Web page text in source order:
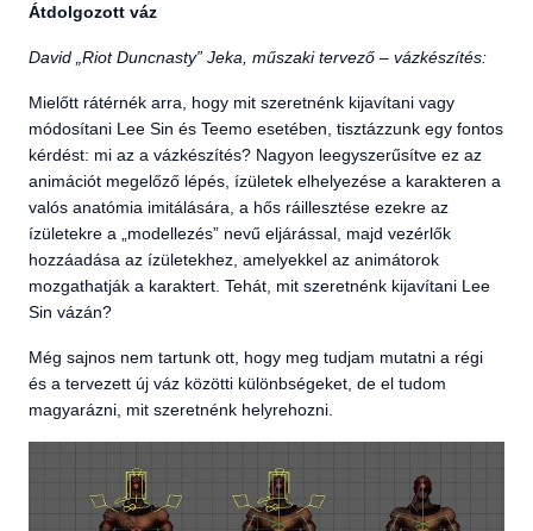
Átdolgozott váz
David „Riot Duncnasty” Jeka, műszaki tervező – vázkészítés:
Mielőtt rátérnék arra, hogy mit szeretnénk kijavítani vagy
módosítani Lee Sin és Teemo esetében, tisztázzunk egy fontos
kérdést: mi az a vázkészítés? Nagyon leegyszerűsítve ez az
animációt megelőző lépés, ízületek elhelyezése a karakteren a
valós anatómia imitálására, a hős ráillesztése ezekre az
ízületekre a „modellezés” nevű eljárással, majd vezérlők
hozzáadása az ízületekhez, amelyekkel az animátorok
mozgathatják a karaktert. Tehát, mit szeretnénk kijavítani Lee
Sin vázán?
Még sajnos nem tartunk ott, hogy meg tudjam mutatni a régi
és a tervezett új váz közötti különbségeket, de el tudom
magyarázni, mit szeretnénk helyrehozni.